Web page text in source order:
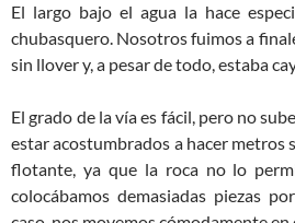
El largo bajo el agua la hace
chubasquero. Nosotros fuimos a
sin llover y, a pesar de todo, estaba
El grado de la vía es fácil, pero no
estar acostumbrados a hacer metros
flotante, ya que la roca no lo
colocábamos demasiadas piezas